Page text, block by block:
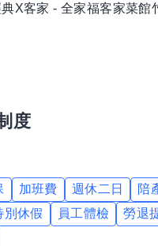
X客家 - 全家福客家菜館
度
加班費 週休二日 陪
別休假 員工體檢
勞退